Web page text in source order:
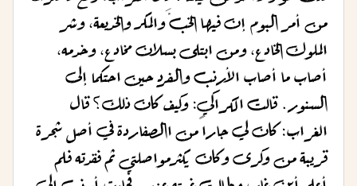
من أمر البوم إن فيها الخبَّ والمكر والخديعة، وشر